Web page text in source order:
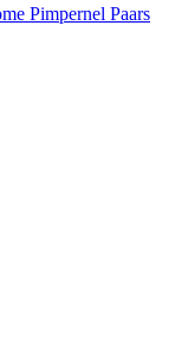
Pimpernel Paars